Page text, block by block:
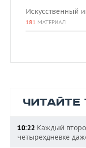
Искусственный
181 МАТЕРИАЛ
ЧИТАЙТЕ
10:22 Каждый
четырехдневке